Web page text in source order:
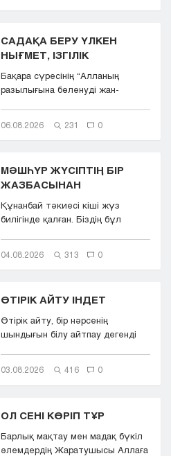
САДАҚА БЕРУ ҮЛКЕН
НЫҒМЕТ, ІЗГІЛІК
Бақара сүресінің “Aлланың
разылығына бөленуді жан-
06.08.2026 231 0
МӘШҺҮР ЖҮСІПТІҢ БІР
ЖАЗБАСЫНАН
Құнанбай тәкиесі кіші жүз
билігінде қалған. Біздің бұл
04.08.2026 313 0
ӨТІРІК АЙТУ ІНДЕТ
Өтірік айту, бір нәрсенің
шындығын білу айтпау дегенді
03.08.2026 416 0
ОЛ СЕНІ КӨРІП ТҰР
Барлық мақтау мен мадақ бүкіл
әлемдердің Жаратушысы Аллаға